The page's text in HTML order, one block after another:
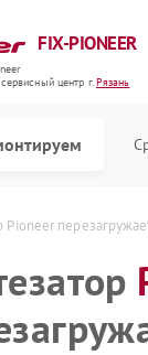
FIX-PIONEER
центр г.Рязань
Pioneer